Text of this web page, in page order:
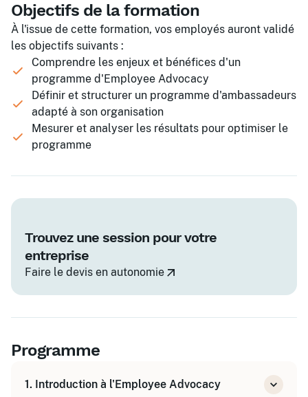
Objectifs de la formation
À l'issue de cette formation, vos employés auront validé
les objectifs suivants :
Comprendre les enjeux et bénéfices d'un
programme d'Employee Advocacy
Définir et structurer un programme d'ambassadeurs
adapté à son organisation
Mesurer et analyser les résultats pour optimiser le
programme
Trouvez une session pour votre
entreprise
Faire le devis en autonomie
Programme
1. Introduction à l'Employee Advocacy